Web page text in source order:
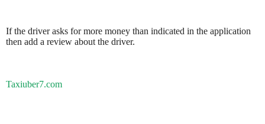
If the driver asks for more money than indicated in the application
then add a review about the driver.
Taxiuber7.com